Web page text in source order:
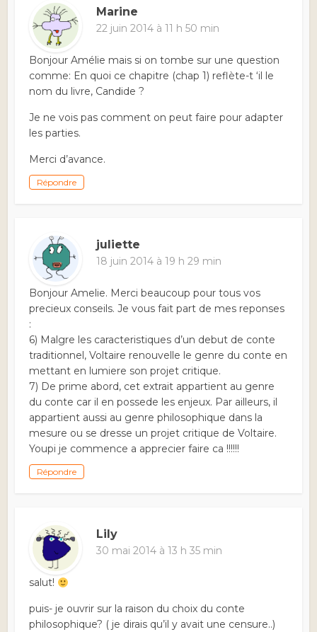
Marine
22 juin 2014 à 11 h 50 min
Bonjour Amélie mais si on tombe sur une question
comme: En quoi ce chapitre (chap 1) reflète-t ‘il le
nom du livre, Candide ?
Je ne vois pas comment on peut faire pour adapter
les parties.
Merci d’avance.
Répondre
juliette
18 juin 2014 à 19 h 29 min
Bonjour Amelie. Merci beaucoup pour tous vos
precieux conseils. Je vous fait part de mes reponses
:
6) Malgre les caracteristiques d’un debut de conte
traditionnel, Voltaire renouvelle le genre du conte en
mettant en lumiere son projet critique.
7) De prime abord, cet extrait appartient au genre
du conte car il en possede les enjeux. Par ailleurs, il
appartient aussi au genre philosophique dans la
mesure ou se dresse un projet critique de Voltaire.
Youpi je commence a apprecier faire ca !!!!!!
Répondre
Lily
30 mai 2014 à 13 h 35 min
salut!
puis- je ouvrir sur la raison du choix du conte
philosophique? ( je dirais qu’il y avait une censure..)